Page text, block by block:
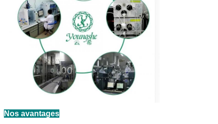
Nos avantages